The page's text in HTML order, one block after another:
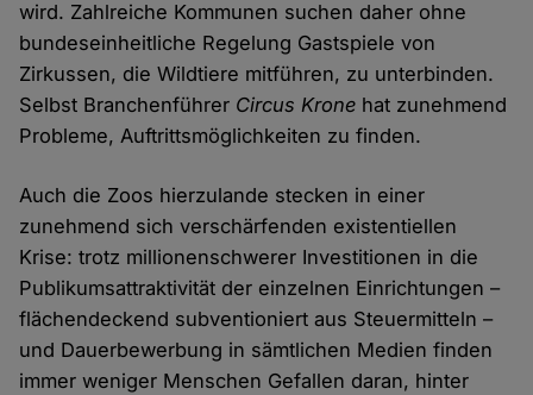
wird. Zahlreiche Kommunen suchen daher ohne
bundeseinheitliche Regelung Gastspiele von
Zirkussen, die Wildtiere mitführen, zu unterbinden.
Selbst Branchenführer Circus Krone hat zunehmend
Probleme, Auftrittsmöglichkeiten zu finden.
Auch die Zoos hierzulande stecken in einer
zunehmend sich verschärfenden existentiellen
Krise: trotz millionenschwerer Investitionen in die
Publikumsattraktivität der einzelnen Einrichtungen –
flächendeckend subventioniert aus Steuermitteln –
und Dauerbewerbung in sämtlichen Medien finden
immer weniger Menschen Gefallen daran, hinter